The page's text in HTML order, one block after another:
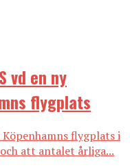
vd en ny
flygplats
flygplats i
att antalet årliga...